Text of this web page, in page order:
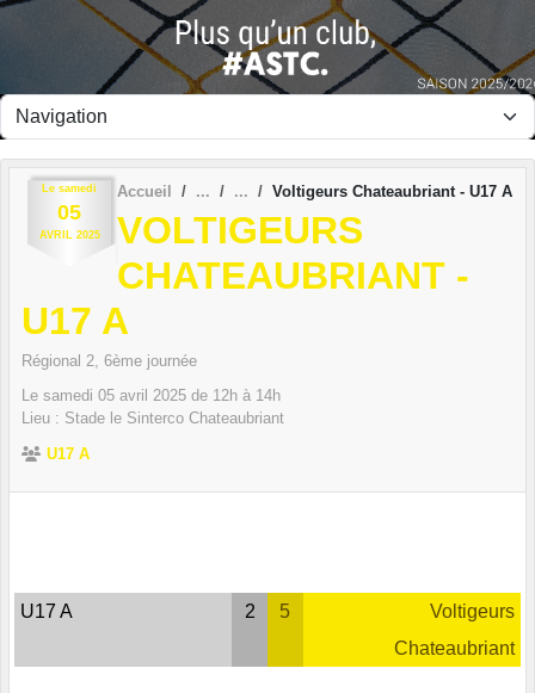
Le samedi
05
AVRIL 2025
Accueil Voltigeurs Chateaubriant - U17 A
VOLTIGEURS
CHATEAUBRIANT -
U17 A
Régional 2, 6ème journée
Le samedi 05 avril 2025 de 12h à 14h
Lieu : Stade le Sinterco Chateaubriant
U17 A
U17 A 2 5
Voltigeurs
Chateaubriant
Panneau de gestion des cookies